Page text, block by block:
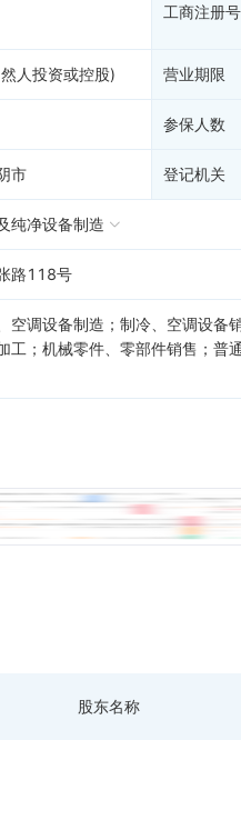
工商注册号
人投资或控股) 营业期限
参保人数
市 登记机关
纯净设备制造
路118号
空调设备制造；制冷、空调设备
工；机械零件、零部件销售；普
股东名称